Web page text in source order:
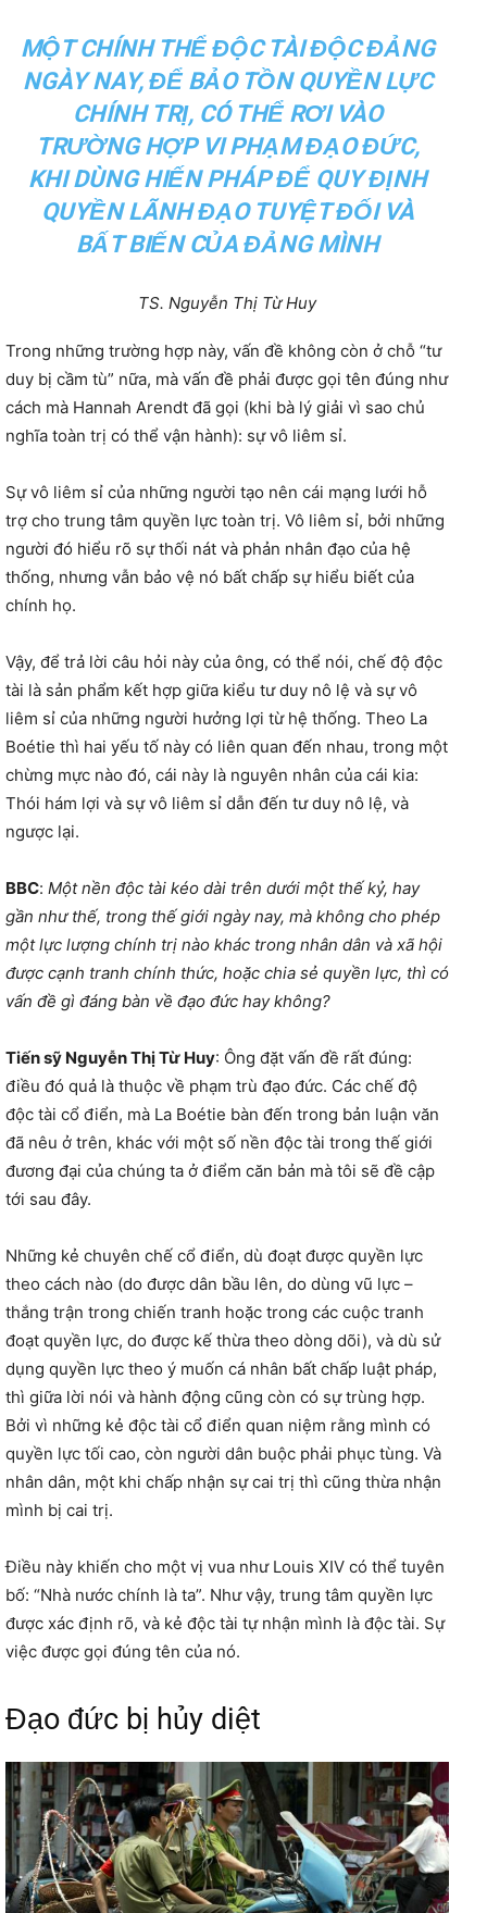
MỘT CHÍNH THỂ ĐỘC TÀI ĐỘC ĐẢNG
NGÀY NAY, ĐỂ BẢO TỒN QUYỀN LỰC
CHÍNH TRỊ, CÓ THỂ RƠI VÀO
TRƯỜNG HỢP VI PHẠM ĐẠO ĐỨC,
KHI DÙNG HIẾN PHÁP ĐỂ QUY ĐỊNH
QUYỀN LÃNH ĐẠO TUYỆT ĐỐI VÀ
BẤT BIẾN CỦA ĐẢNG MÌNH
TS. Nguyễn Thị Từ Huy
Trong những trường hợp này, vấn đề không còn ở chỗ “tư
duy bị cầm tù” nữa, mà vấn đề phải được gọi tên đúng như
cách mà Hannah Arendt đã gọi (khi bà lý giải vì sao chủ
nghĩa toàn trị có thể vận hành): sự vô liêm sỉ.
Sự vô liêm sỉ của những người tạo nên cái mạng lưới hỗ
trợ cho trung tâm quyền lực toàn trị. Vô liêm sỉ, bởi những
người đó hiểu rõ sự thối nát và phản nhân đạo của hệ
thống, nhưng vẫn bảo vệ nó bất chấp sự hiểu biết của
chính họ.
Vậy, để trả lời câu hỏi này của ông, có thể nói, chế độ độc
tài là sản phẩm kết hợp giữa kiểu tư duy nô lệ và sự vô
liêm sỉ của những người hưởng lợi từ hệ thống. Theo La
Boétie thì hai yếu tố này có liên quan đến nhau, trong một
chừng mực nào đó, cái này là nguyên nhân của cái kia:
Thói hám lợi và sự vô liêm sỉ dẫn đến tư duy nô lệ, và
ngược lại.
BBC: Một nền độc tài kéo dài trên dưới một thế kỷ, hay
gần như thế, trong thế giới ngày nay, mà không cho phép
một lực lượng chính trị nào khác trong nhân dân và xã hội
được cạnh tranh chính thức, hoặc chia sẻ quyền lực, thì có
vấn đề gì đáng bàn về đạo đức hay không?
Tiến sỹ Nguyễn Thị Từ Huy: Ông đặt vấn đề rất đúng:
điều đó quả là thuộc về phạm trù đạo đức. Các chế độ
độc tài cổ điển, mà La Boétie bàn đến trong bản luận văn
đã nêu ở trên, khác với một số nền độc tài trong thế giới
đương đại của chúng ta ở điểm căn bản mà tôi sẽ đề cập
tới sau đây.
Những kẻ chuyên chế cổ điển, dù đoạt được quyền lực
theo cách nào (do được dân bầu lên, do dùng vũ lực –
thắng trận trong chiến tranh hoặc trong các cuộc tranh
đoạt quyền lực, do được kế thừa theo dòng dõi), và dù sử
dụng quyền lực theo ý muốn cá nhân bất chấp luật pháp,
thì giữa lời nói và hành động cũng còn có sự trùng hợp.
Bởi vì những kẻ độc tài cổ điển quan niệm rằng mình có
quyền lực tối cao, còn người dân buộc phải phục tùng. Và
nhân dân, một khi chấp nhận sự cai trị thì cũng thừa nhận
mình bị cai trị.
Điều này khiến cho một vị vua như Louis XIV có thể tuyên
bố: “Nhà nước chính là ta”. Như vậy, trung tâm quyền lực
được xác định rõ, và kẻ độc tài tự nhận mình là độc tài. Sự
việc được gọi đúng tên của nó.
Đạo đức bị hủy diệt